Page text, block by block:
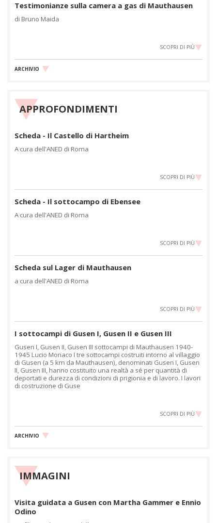
Testimonianze sulla camera a gas di Mauthausen
di Bruno Maida
SCOPRI DI PIÙ
ARCHIVIO
APPROFONDIMENTI
Scheda - Il Castello di Hartheim
A cura dell'ANED di Roma
SCOPRI DI PIÙ
Scheda - Il sottocampo di Ebensee
A cura dell'ANED di Roma
SCOPRI DI PIÙ
Scheda sul Lager di Mauthausen
a cura dell'ANED di Roma
SCOPRI DI PIÙ
I sottocampi di Gusen I, Gusen II e Gusen III
Gusen I, Gusen II, Gusen III sottocampi di Mauthausen 1940-
1945 Lucio Monaco I tre sottocampi costruiti intorno al villaggio
di Gusen (a 5 km da Mauthausen), denominati Gusen I, Gusen
II, Gusen III, hanno costituito una realtà a sé per quantità di
deportati e durezza di condizioni di prigionia e di lavoro. I lavori
di costruzione di Guse
SCOPRI DI PIÙ
ARCHIVIO
IMMAGINI
Visita guidata a Gusen con Martha Gammer e Ennio
Odino